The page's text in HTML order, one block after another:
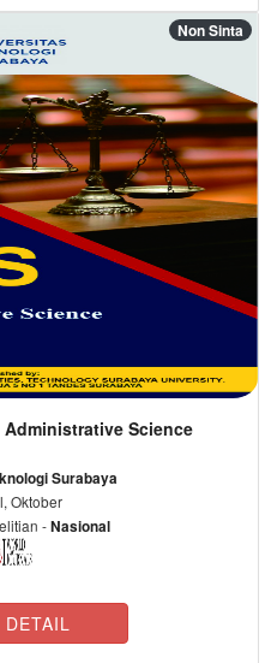
Non Sinta
Science
Surabaya
Oktober
-Nasional
DETAIL